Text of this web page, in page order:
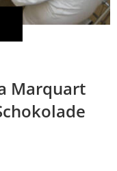
Marquart